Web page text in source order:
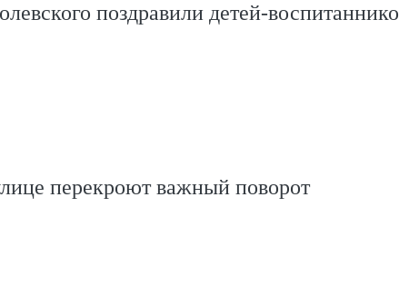
поздравили детей-
перекроют важный поворот